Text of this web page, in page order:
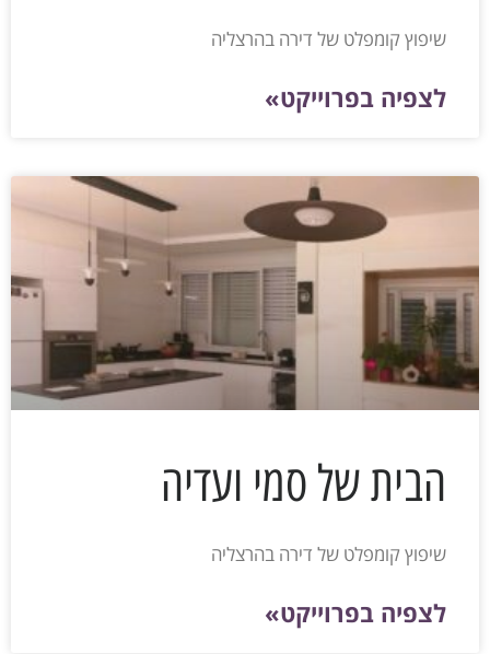
שיפוץ קומפלט של דירה בהרצליה
לצפיה בפרוייקט»
הבית של סמי ועדיה
שיפוץ קומפלט של דירה בהרצליה
לצפיה בפרוייקט»